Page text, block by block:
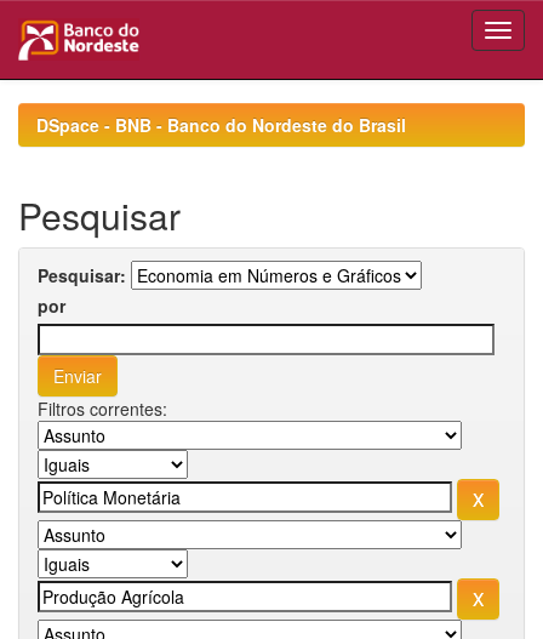
navigationDSpace - BNB - Banco do Nordeste do Brasil
Pesquisar
Pesquisar:
por
Filtros correntes: